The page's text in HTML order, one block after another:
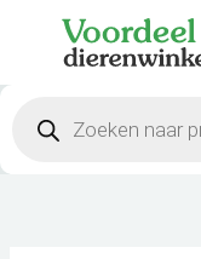
inhoud
zoeken